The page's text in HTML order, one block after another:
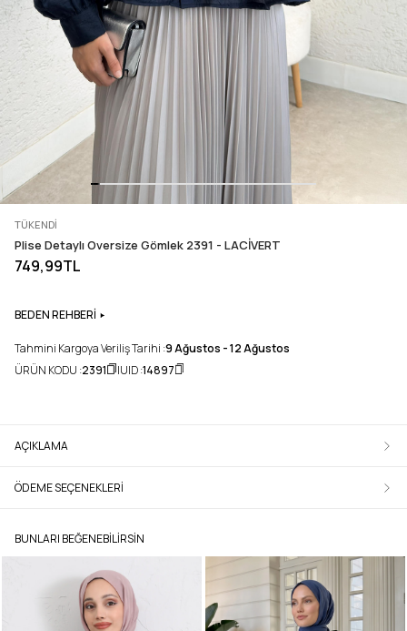
TÜKENDI
Plise Detaylı Oversize Gömlek 2391 - LACİVERT
749,99TL
BEDEN REHBERİ
Tahmini Kargoya Veriliş Tarihi :9 Ağustos - 12 Ağustos
ÜRÜN KODU :2391 UID :14897
AÇIKLAMA
ÖDEME SEÇENEKLERI
BUNLARI BEĞENEBILIRSIN